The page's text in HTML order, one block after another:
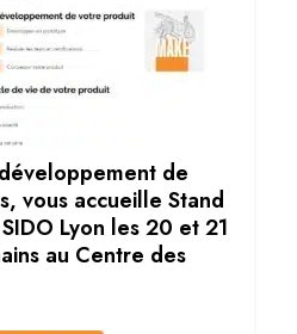
de
vous accueille Stand
Lyon les 20 et 21
au Centre des